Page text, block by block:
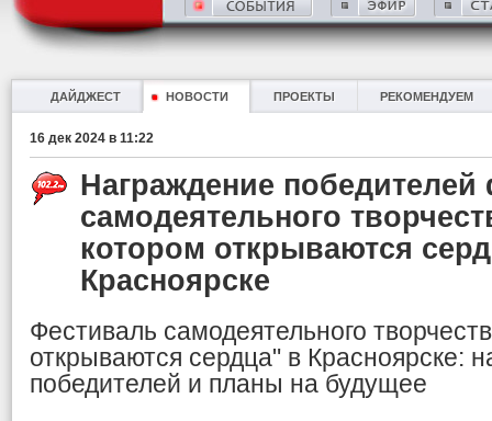
ДАЙДЖЕСТ НОВОСТИ ПРОЕКТЫ РЕКОМЕНДУЕМ
16 дек 2024 в 11:22
Награждение победителей
самодеятельного
котором открываются
Красноярске
Фестиваль самодеятельного
открываются сердца" в Красноярске:
победителей и планы на будущее